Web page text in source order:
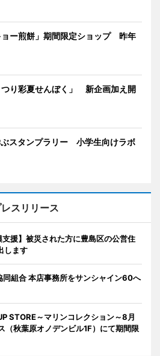
ー煎餅」期間限定ショップ 昨年
り彩夏せんぼく」 新企画加え開
スタンプラリー 小学生向けラボ
スリリース
支援】被災された方に豊島区の公営住
します
同組合 本店事務所をサンシャイン60へ
STORE～マリンコレクション～8月
（秋葉原オノデンビル1F）にて期間限